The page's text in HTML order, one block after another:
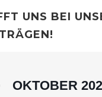
UNS BEI
OKTOBER